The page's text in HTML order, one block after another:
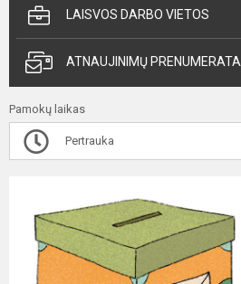
LAISVOS DARBO VIETOS
ATNAUJINIMŲ PRENUMERATA
Pamokų laikas
Pertrauka